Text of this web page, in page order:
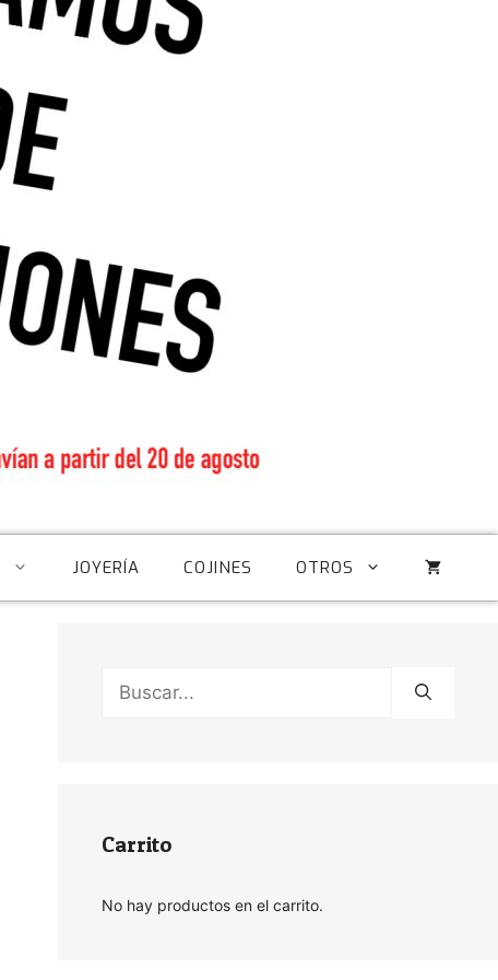
JOYERÍA COJINES OTROS
Buscar:
Carrito
No hay productos en el carrito.